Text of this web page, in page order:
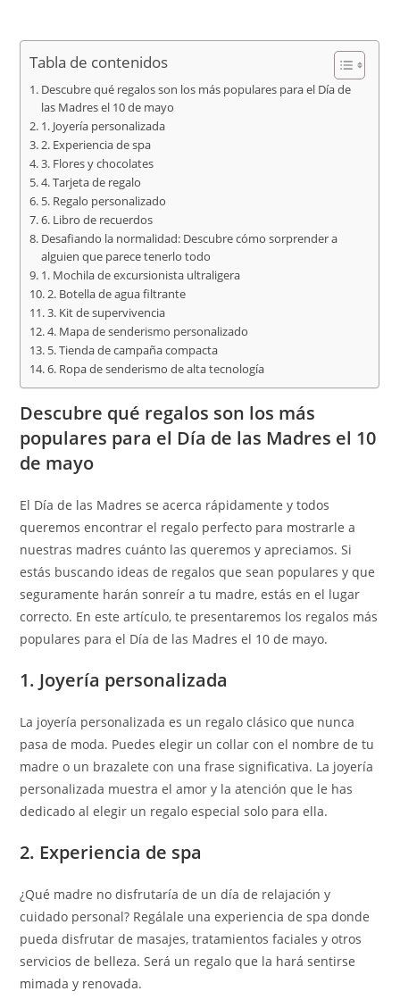
Tabla de contenidos
Descubre qué regalos son los más populares para el Día de
las Madres el 10 de mayo
1. Joyería personalizada
2. Experiencia de spa
3. Flores y chocolates
4. Tarjeta de regalo
5. Regalo personalizado
6. Libro de recuerdos
Desafiando la normalidad: Descubre cómo sorprender a
alguien que parece tenerlo todo
1. Mochila de excursionista ultraligera
2. Botella de agua filtrante
3. Kit de supervivencia
4. Mapa de senderismo personalizado
5. Tienda de campaña compacta
6. Ropa de senderismo de alta tecnología
Descubre qué regalos son los más
populares para el Día de las Madres el 10
de mayo
El Día de las Madres se acerca rápidamente y todos
queremos encontrar el regalo perfecto para mostrarle a
nuestras madres cuánto las queremos y apreciamos. Si
estás buscando ideas de regalos que sean populares y que
seguramente harán sonreír a tu madre, estás en el lugar
correcto. En este artículo, te presentaremos los regalos más
populares para el Día de las Madres el 10 de mayo.
1. Joyería personalizada
La joyería personalizada es un regalo clásico que nunca
pasa de moda. Puedes elegir un collar con el nombre de tu
madre o un brazalete con una frase significativa. La joyería
personalizada muestra el amor y la atención que le has
dedicado al elegir un regalo especial solo para ella.
2. Experiencia de spa
¿Qué madre no disfrutaría de un día de relajación y
cuidado personal? Regálale una experiencia de spa donde
pueda disfrutar de masajes, tratamientos faciales y otros
servicios de belleza. Será un regalo que la hará sentirse
mimada y renovada.